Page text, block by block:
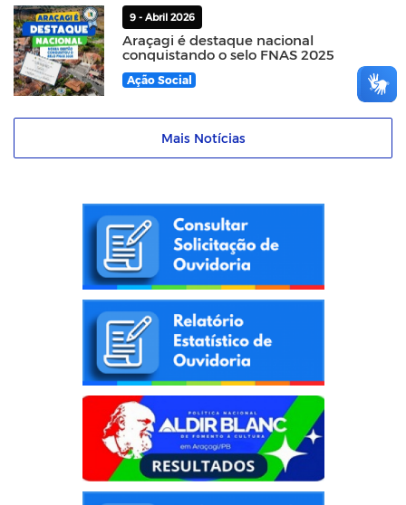
9 - Abril 2026
Araçagi é destaque nacional
conquistando o selo FNAS 2025
Ação Social
Mais Notícias